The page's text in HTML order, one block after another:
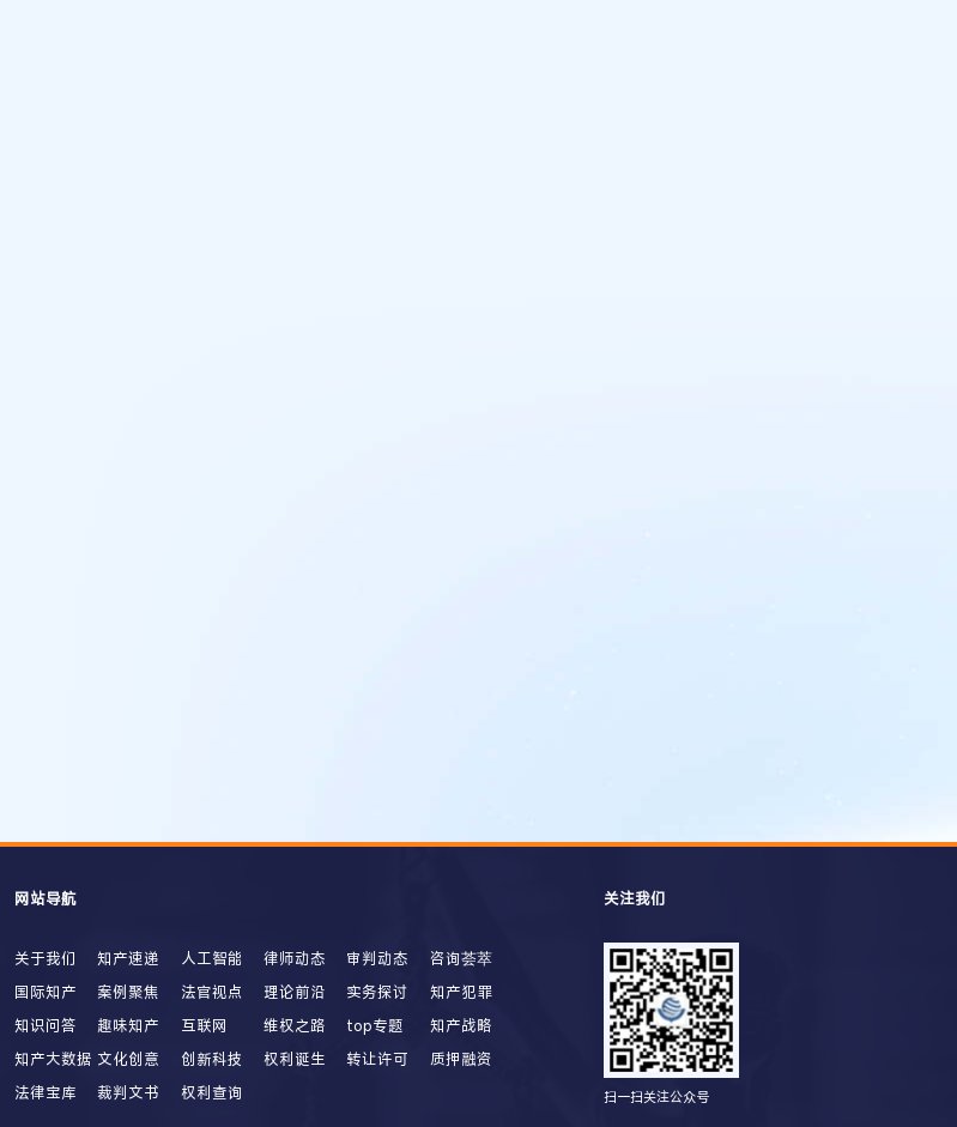
网站导航
关于我们 知产速递 人工智能 律师动态 审判动态
咨询荟萃
国际知产
案例聚焦 法官视点 理论前沿 实务探讨
知产犯罪
知识问答
趣味知产 互联网 维权之路 top专题
知产战略
知产大数据 文化创意 创新科技 权利诞生 转让许可
质押融资
法律宝库
裁判文书 权利查询
关注我们
扫一扫关注公众号